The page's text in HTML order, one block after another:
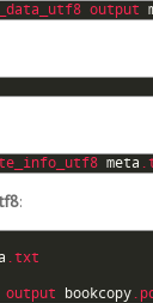
output
meta
:
.txt
output bookcopy